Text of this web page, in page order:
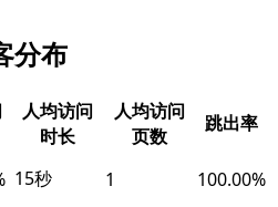
分布
人均访问
时长
人均访问
页数
跳出率
15秒 1
100.00%